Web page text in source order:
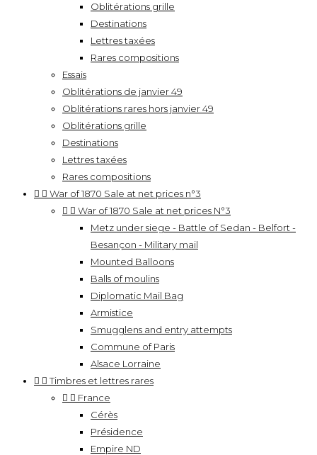
Oblitérations grille
Destinations
Lettres taxées
Rares compositions
Essais
Oblitérations de janvier 49
Oblitérations rares hors janvier 49
Oblitérations grille
Destinations
Lettres taxées
Rares compositions
  War of 1870 Sale at net prices n°3
  War of 1870 Sale at net prices N°3
Metz under siege - Battle of Sedan - Belfort -
Besançon - Military mail
Mounted Balloons
Balls of moulins
Diplomatic Mail Bag
Armistice
Smugglens and entry attempts
Commune of Paris
Alsace Lorraine
  Timbres et lettres rares
  France
Cérès
Présidence
Empire ND